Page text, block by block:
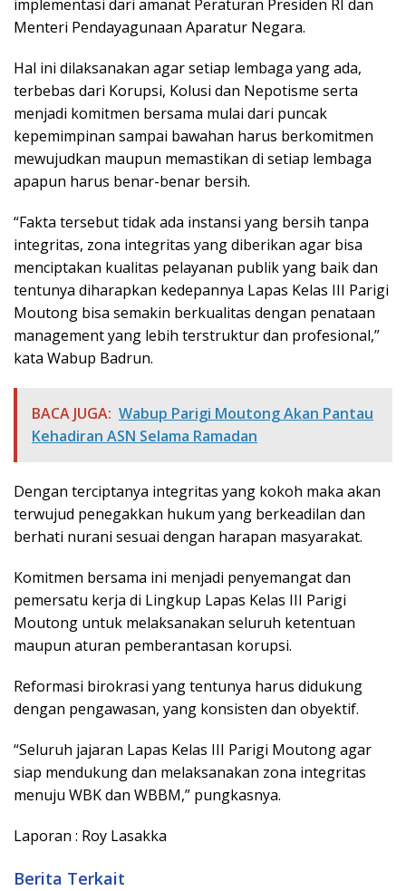
implementasi dari amanat Peraturan Presiden RI dan
Menteri Pendayagunaan Aparatur Negara.
Hal ini dilaksanakan agar setiap lembaga yang ada,
terbebas dari Korupsi, Kolusi dan Nepotisme serta
menjadi komitmen bersama mulai dari puncak
kepemimpinan sampai bawahan harus berkomitmen
mewujudkan maupun memastikan di setiap lembaga
apapun harus benar-benar bersih.
“Fakta tersebut tidak ada instansi yang bersih tanpa
integritas, zona integritas yang diberikan agar bisa
menciptakan kualitas pelayanan publik yang baik dan
tentunya diharapkan kedepannya Lapas Kelas III Parigi
Moutong bisa semakin berkualitas dengan penataan
management yang lebih terstruktur dan profesional,”
kata Wabup Badrun.
BACA JUGA: Wabup Parigi Moutong Akan Pantau
Kehadiran ASN Selama Ramadan
Dengan terciptanya integritas yang kokoh maka akan
terwujud penegakkan hukum yang berkeadilan dan
berhati nurani sesuai dengan harapan masyarakat.
Komitmen bersama ini menjadi penyemangat dan
pemersatu kerja di Lingkup Lapas Kelas III Parigi
Moutong untuk melaksanakan seluruh ketentuan
maupun aturan pemberantasan korupsi.
Reformasi birokrasi yang tentunya harus didukung
dengan pengawasan, yang konsisten dan obyektif.
“Seluruh jajaran Lapas Kelas III Parigi Moutong agar
siap mendukung dan melaksanakan zona integritas
menuju WBK dan WBBM,” pungkasnya.
Laporan : Roy Lasakka
Berita Terkait